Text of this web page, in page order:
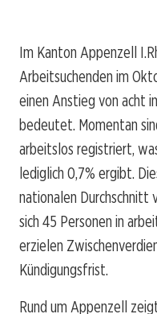
Im Kanton Appenzell
Arbeitsuchenden im
einen Anstieg von acht
bedeutet. Momentan
arbeitslos registriert,
lediglich 0,7% ergibt.
nationalen Durchschnitt
sich 45 Personen in
erzielen
Kündigungsfrist.
Rund um Appenzell